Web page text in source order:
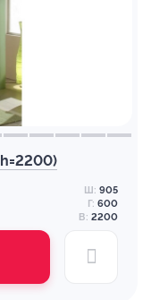
Ш: 905
Г: 600
В: 2200